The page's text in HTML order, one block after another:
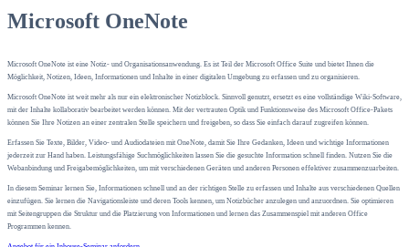
Microsoft OneNote
Microsoft OneNote ist eine Notiz- und Organisationsanwendung. Es ist Teil der Microsoft Office Suite und bietet Ihnen die
Möglichkeit, Notizen, Ideen, Informationen und Inhalte in einer digitalen Umgebung zu erfassen und zu organisieren.
Microsoft OneNote ist weit mehr als nur ein elektronischer Notizblock. Sinnvoll genutzt, ersetzt es eine vollständige Wiki-Software,
mit der Inhalte kollaborativ bearbeitet werden können. Mit der vertrauten Optik und Funktionsweise des Microsoft Office-Pakets
können Sie Ihre Notizen an einer zentralen Stelle speichern und freigeben, so dass Sie einfach darauf zugreifen können.
Erfassen Sie Texte, Bilder, Video- und Audiodateien mit OneNote, damit Sie Ihre Gedanken, Ideen und wichtige Informationen
jederzeit zur Hand haben. Leistungsfähige Suchmöglichkeiten lassen Sie die gesuchte Information schnell finden. Nutzen Sie die
Webanbindung und Freigabemöglichkeiten, um mit verschiedenen Geräten und anderen Personen effektiver zusammenzuarbeiten.
In diesem Seminar lernen Sie, Informationen schnell und an der richtigen Stelle zu erfassen und Inhalte aus verschiedenen Quellen
einzufügen. Sie lernen die Navigationsleiste und deren Tools kennen, um Notizbücher anzulegen und anzuordnen. Sie optimieren
mit Seitengruppen die Struktur und die Platzierung von Informationen und lernen das Zusammenspiel mit anderen Office
Programmen kennen.